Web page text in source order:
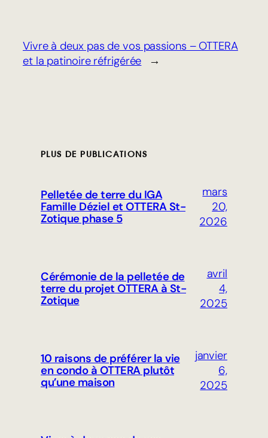
Vivre à deux pas de vos passions – OTTERA
et la patinoire réfrigérée
→
PLUS DE PUBLICATIONS
Pelletée de terre du IGA
Famille Déziel et OTTERA St-
Zotique phase 5
mars
20,
2026
Cérémonie de la pelletée de
terre du projet OTTERA à St-
Zotique
avril
4,
2025
10 raisons de préférer la vie
en condo à OTTERA plutôt
qu’une maison
janvier
6,
2025